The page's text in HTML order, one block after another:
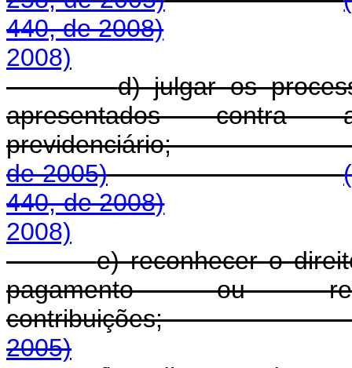
440, de 2008)
2008)
d) julgar os
apresentados
de 2005)
440, de 2008)
2008)
e) reconhecer o
pagamento ou
2005)